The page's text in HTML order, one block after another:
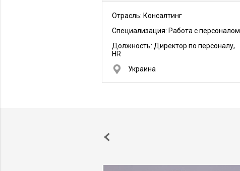
Отрасль: Консалтинг
Специализация: Работа с персоналом
Должность: Директор по персоналу,
HR
Украина